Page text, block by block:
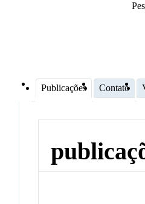
Publicações Contato